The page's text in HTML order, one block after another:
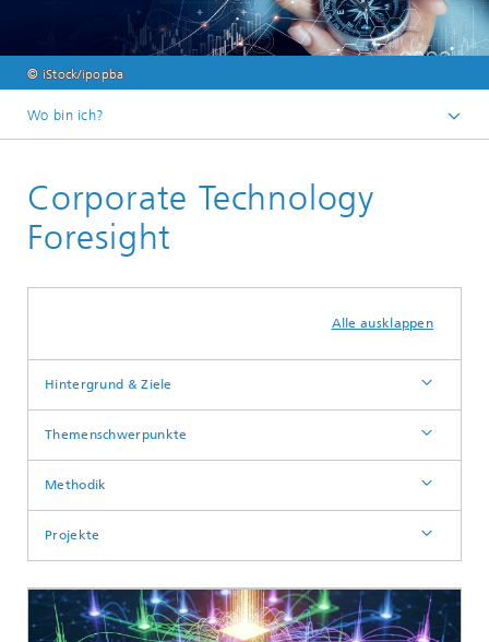
© iStock/ipopba
Wo bin ich?
Forschungsabteilungen
INT | Innovationsforschung und Technologievorausschau
Corporate Technology
Foresight
Alle ausklappen
Hintergrund & Ziele
Themenschwerpunkte
Methodik
Projekte